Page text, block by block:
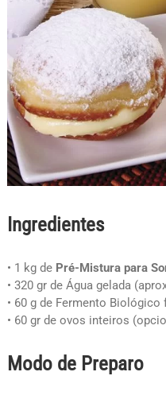
Ingredientes
• 1 kg dePré-Mistura para
• 320 gr de Água gelada
• 60 g de Fermento Biológico
• 60 gr de ovos inteiros
Modo de Preparo